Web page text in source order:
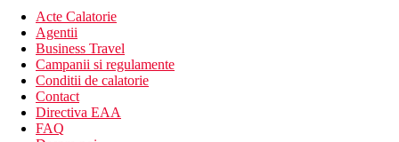
Acte Calatorie
Agentii
Business Travel
Campanii si regulamente
Conditii de calatorie
Contact
Directiva EAA
FAQ